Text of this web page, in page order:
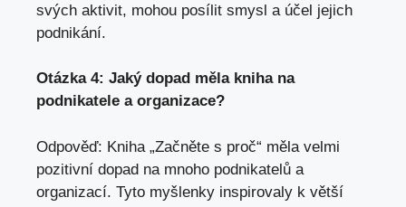
svých aktivit, mohou posílit smysl a účel jejich
podnikání.
Otázka 4: Jaký dopad měla kniha na
podnikatele a organizace?
Odpověď: Kniha „Začněte s proč“ měla velmi
pozitivní dopad na mnoho podnikatelů a
organizací. Tyto myšlenky inspirovaly k větší